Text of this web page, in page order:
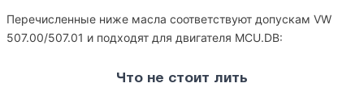
Перечисленные ниже масла соответствуют допускам VW
507.00/507.01 и подходят для двигателя MCU.DB:
Что не стоит лить